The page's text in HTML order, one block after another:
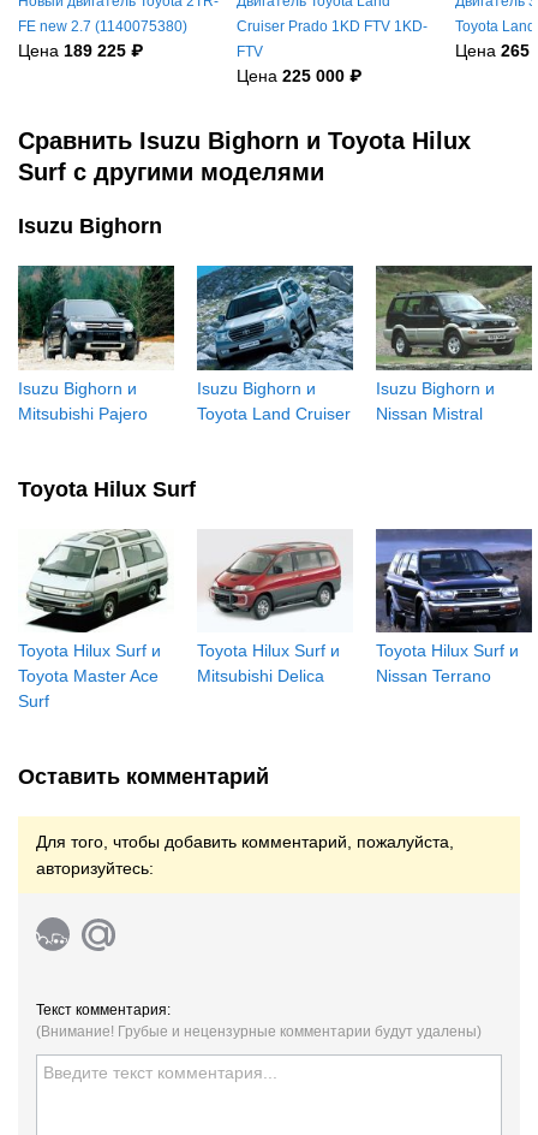
FE new 2.7 (1140075380)
Цена 189 225 ₽
Cruiser Prado 1KD FTV 1KD-
FTV
Цена 225 000 ₽
Toyota
Цена 265
Сравнить Isuzu Bighorn и Toyota Hilux
Surf с другими моделями
Isuzu Bighorn
Isuzu Bighorn и
Mitsubishi Pajero
Isuzu Bighorn и
Toyota Land Cruiser
Isuzu Bighorn и
Nissan Mistral
Toyota Hilux Surf
Toyota Hilux Surf и
Toyota Master Ace
Surf
Toyota Hilux Surf и
Mitsubishi Delica
Toyota Hilux Surf и
Nissan Terrano
Оставить комментарий
Для того, чтобы добавить комментарий, пожалуйста,
авторизуйтесь:
Текст комментария:
(Внимание! Грубые и нецензурные комментарии будут удалены)